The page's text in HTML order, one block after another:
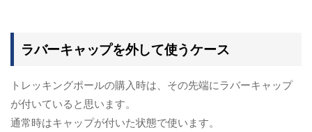
ラバーキャップを外して使うケース
トレッキングポールの購入時は、その先端にラバーキャップ
が付いていると思います。
通常時はキャップが付いた状態で使います。